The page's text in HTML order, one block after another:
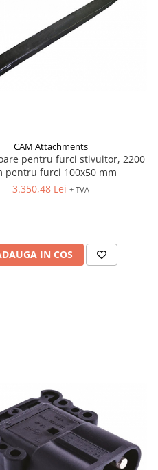
CAM Attachments
pentru furci stivuitor, 2200
pentru furci 100x50 mm
3.350,48 Lei + TVA
IN COS